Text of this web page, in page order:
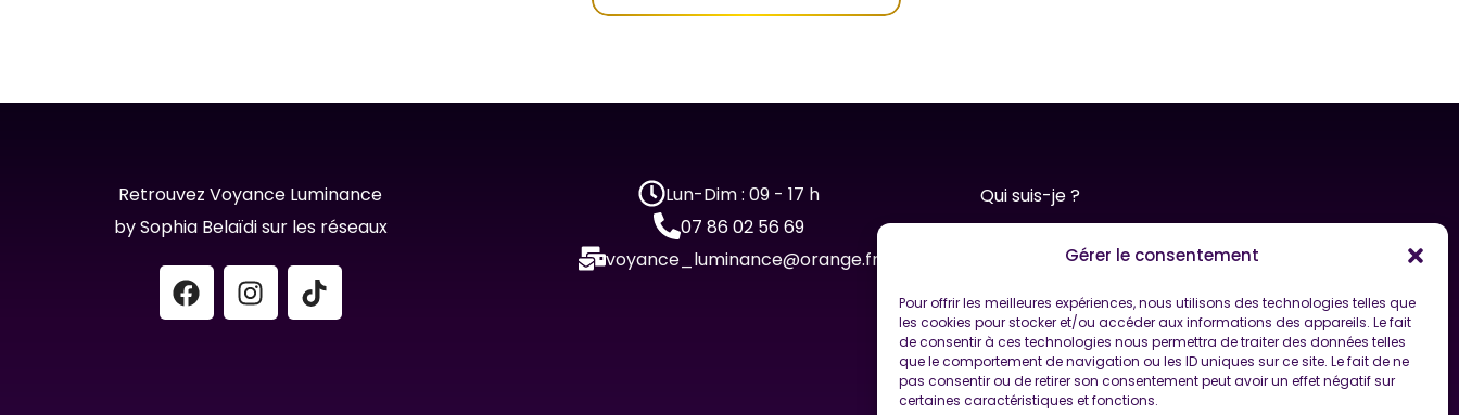
Gérer le consentement
Pour offrir les meilleures expériences, nous utilisons des technologies telles que
les cookies pour stocker et/ou accéder aux informations des appareils. Le fait
de consentir à ces technologies nous permettra de traiter des données telles
que le comportement de navigation ou les ID uniques sur ce site. Le fait de ne
pas consentir ou de retirer son consentement peut avoir un effet négatif sur
certaines caractéristiques et fonctions.
Retrouvez Voyance Luminance
by Sophia Belaïdi sur les réseaux
Lun-Dim : 09 - 17 h
07 86 02 56 69
voyance_luminance@orange.fr
Qui suis-je ?
Consultations rapides
Coaching & Rituels Signature
La méthode Signature by Sophia Belaïdi
Contact